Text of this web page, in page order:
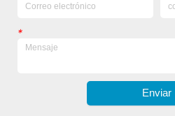
*
Enviar